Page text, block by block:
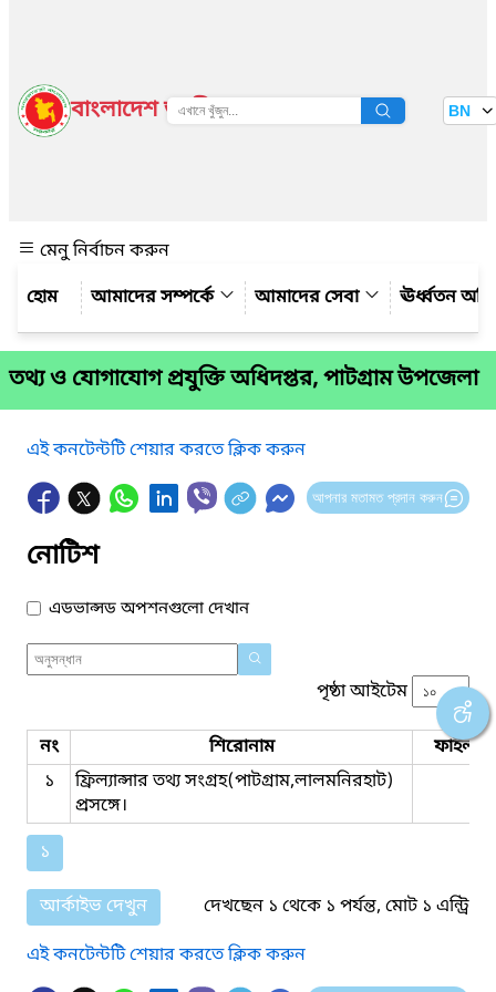
বাংলাদেশ জাতীয় তথ্য বাতায়ন BN
মেনু নির্বাচন করুন
আমাদের সম্পর্কে
আমাদের সেবা ঊর্ধ্বতন
তথ্য ও যোগাযোগ প্রযুক্তি অধিদপ্তর, পাটগ্রাম উপজেলা
এই কনটেন্টটি শেয়ার করতে ক্লিক করুন
আপনার মতামত প্রদান করুন
নোটিশ
এডভান্সড অপশনগুলো দেখান
পৃষ্ঠা আইটেম
নং শিরোনাম
ফাইল
১
ফ্রিল্যান্সার তথ্য সংগ্রহ(পাটগ্রাম,লালমনিরহাট)
প্রসঙ্গে।
১
আর্কাইভ দেখুন
দেখছেন ১ থেকে ১ পর্যন্ত, মোট ১ এন্ট্রি
এই কনটেন্টটি শেয়ার করতে ক্লিক করুন